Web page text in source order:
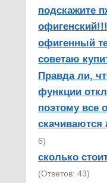
подскажите
офигенский!!!
офигенный
советаю
Правда ли,
функции
поэтому все
скачиваются
6)
сколько
(Ответов: 43)